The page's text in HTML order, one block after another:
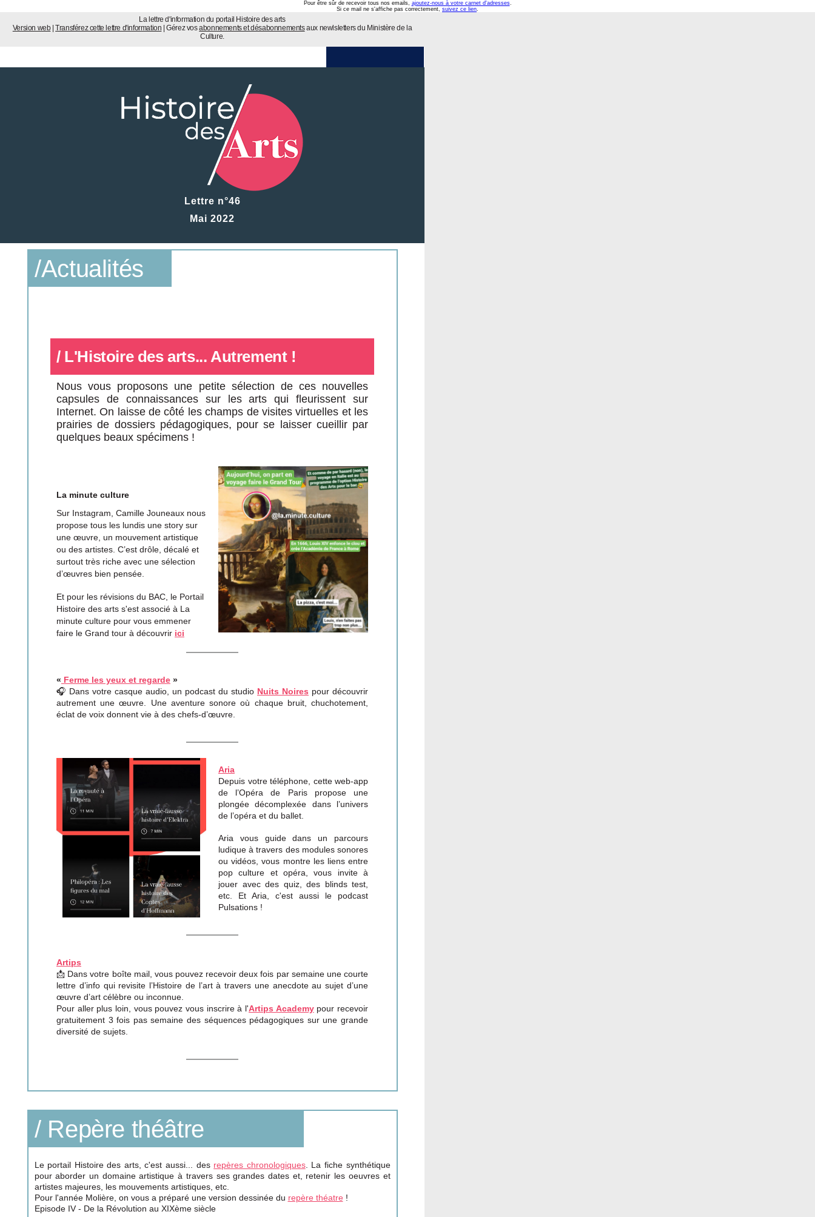
Pour être sûr de recevoir tous nos emails, ajoutez-nous à votre carnet d'adresses.
Si ce mail ne s'affiche pas correctement, suivez ce lien.
La lettre d'information du portail Histoire des arts
Version web|Transférez cette lettre d'information | Gérez vosabonnements et désabonnementsaux newlsletters du Ministère de la
Culture.
Lettre n°46
Mai 2022
/Actualités
/ L'Histoire des arts... Autrement !
Nous vous proposons une petite sélection de ces nouvelles
capsules de connaissances sur les arts qui fleurissent sur
Internet. On laisse de côté les champs de visites virtuelles et les
prairies de dossiers pédagogiques, pour se laisser cueillir par
quelques beaux spécimens !
La minute culture
Sur Instagram, Camille Jouneaux nous
propose tous les lundis une story sur
une œuvre, un mouvement artistique
ou des artistes. C’est drôle, décalé et
surtout très riche avec une sélection
d’œuvres bien pensée.
Et pour les révisions du BAC, le Portail
Histoire des arts s'est associé à La
minute culture pour vous emmener
faire le Grand tour à découvrir ici
« Ferme les yeux et regarde »
🎧 Dans votre casque audio, un podcast du studio Nuits Noires pour découvrir
autrement une œuvre. Une aventure sonore où chaque bruit, chuchotement,
éclat de voix donnent vie à des chefs-d’œuvre.
Aria
Depuis votre téléphone, cette web-app
de l’Opéra de Paris propose une
plongée décomplexée dans l’univers
de l’opéra et du ballet.
Aria vous guide dans un parcours
ludique à travers des modules sonores
ou vidéos, vous montre les liens entre
pop culture et opéra, vous invite à
jouer avec des quiz, des blinds test,
etc. Et Aria, c'est aussi le podcast
Pulsations !
Artips
📩 Dans votre boîte mail, vous pouvez recevoir deux fois par semaine une courte
lettre d’info qui revisite l’Histoire de l’art à travers une anecdote au sujet d’une
œuvre d’art célèbre ou inconnue.
Pour aller plus loin, vous pouvez vous inscrire à l'Artips Academypour recevoir
gratuitement 3 fois pas semaine des séquences pédagogiques sur une grande
diversité de sujets.
/ Repère théâtre
Le portail Histoire des arts, c'est aussi... des repères chronologiques. La fiche synthétique
pour aborder un domaine artistique à travers ses grandes dates et, retenir les oeuvres et
artistes majeures, les mouvements artistiques, etc.
Pour l'année Molière, on vous a préparé une version dessinée du repère théatre !
Episode IV - De la Révolution au XIXème siècle